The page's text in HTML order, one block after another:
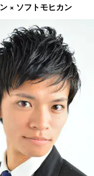
× ソフトモヒカン